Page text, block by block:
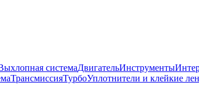
системаДвигательИнструменты
ТрансмиссияТурбоУплотнители и клейкие